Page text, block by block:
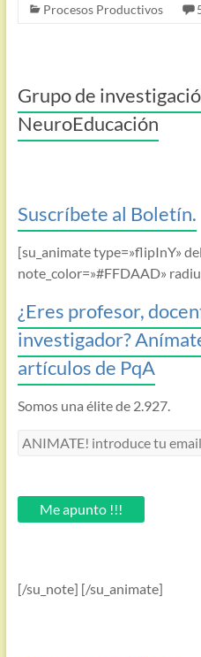
Procesos Productivos
Grupo de
NeuroEducación
Suscríbete al Boletín.
[su_animate type=»flipInY»
note_color=»#FFDAAD»
¿Eres profesor,
investigador?
artículos de PqA
Somos una élite de 2.927.
ANIMATE!
email.Me apunto !!!
[/su_note] [/su_animate]